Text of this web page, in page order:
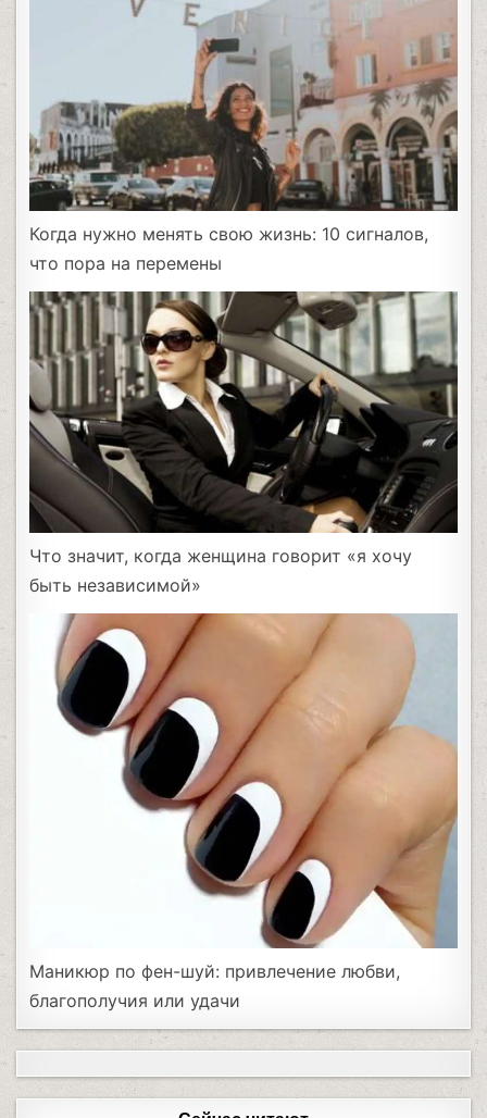
Когда нужно менять свою жизнь: 10 сигналов,
что пора на перемены
Что значит, когда женщина говорит «я хочу
быть независимой»
Маникюр по фен-шуй: привлечение любви,
благополучия или удачи